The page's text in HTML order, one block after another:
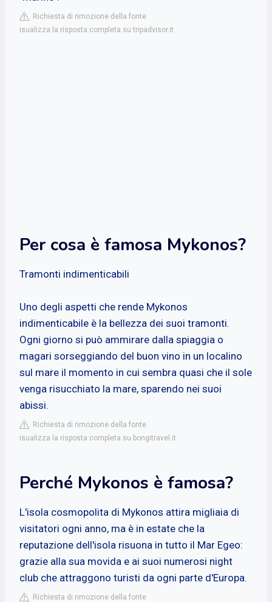
Richiesta di rimozione della fonte
isualizza la risposta completa su tripadvisor.it
Per cosa è famosa Mykonos?
Tramonti indimenticabili
Uno degli aspetti che rende Mykonos
indimenticabile è la bellezza dei suoi tramonti.
Ogni giorno si può ammirare dalla spiaggia o
magari sorseggiando del buon vino in un localino
sul mare il momento in cui sembra quasi che il sole
venga risucchiato la mare, sparendo nei suoi
abissi.
Richiesta di rimozione della fonte
isualizza la risposta completa su bongitravel.it
Perché Mykonos è famosa?
L'isola cosmopolita di Mykonos attira migliaia di
visitatori ogni anno, ma è in estate che la
reputazione dell'isola risuona in tutto il Mar Egeo:
grazie alla sua movida e ai suoi numerosi night
club che attraggono turisti da ogni parte d'Europa.
Richiesta di rimozione della fonte